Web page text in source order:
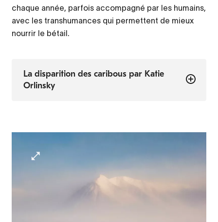
chaque année, parfois accompagné par les humains,
avec les transhumances qui permettent de mieux
nourrir le bétail.
La disparition des caribous par Katie
Orlinsky